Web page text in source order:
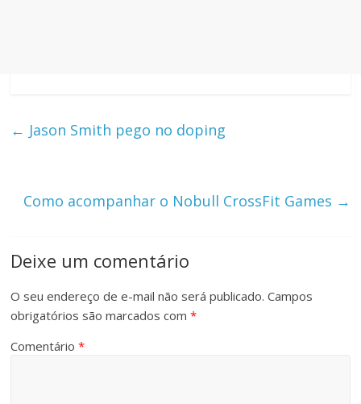
← Jason Smith pego no doping
Como acompanhar o Nobull CrossFit Games →
Deixe um comentário
O seu endereço de e-mail não será publicado. Campos
obrigatórios são marcados com*
Comentário*